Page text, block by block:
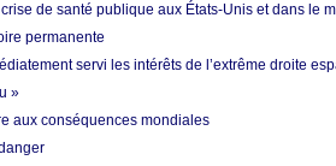
de santé publique aux États-Unis et dans le
permanente
servi les intérêts de l’extrême droite
»
aux conséquences mondiales